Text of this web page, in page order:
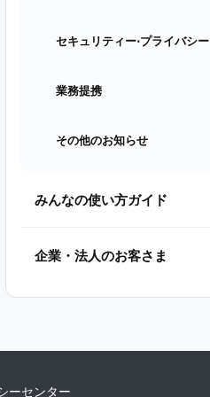
セキュリティー⋅プライバシー
業務提携
その他のお知らせ
みんなの使い方ガイド
企業・法人のお客さま
ーセンター